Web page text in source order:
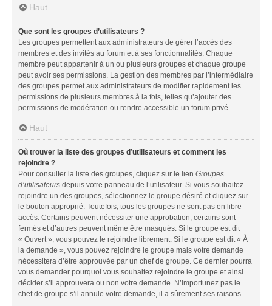
Haut
Que sont les groupes d’utilisateurs ?
Les groupes permettent aux administrateurs de gérer l’accès des
membres et des invités au forum et à ses fonctionnalités. Chaque
membre peut appartenir à un ou plusieurs groupes et chaque groupe
peut avoir ses permissions. La gestion des membres par l’intermédiaire
des groupes permet aux administrateurs de modifier rapidement les
permissions de plusieurs membres à la fois, telles qu’ajouter des
permissions de modération ou rendre accessible un forum privé.
Haut
Où trouver la liste des groupes d’utilisateurs et comment les
rejoindre ?
Pour consulter la liste des groupes, cliquez sur le lien Groupes
d’utilisateurs depuis votre panneau de l’utilisateur. Si vous souhaitez
rejoindre un des groupes, sélectionnez le groupe désiré et cliquez sur
le bouton approprié. Toutefois, tous les groupes ne sont pas en libre
accès. Certains peuvent nécessiter une approbation, certains sont
fermés et d’autres peuvent même être masqués. Si le groupe est dit
« Ouvert », vous pouvez le rejoindre librement. Si le groupe est dit « À
la demande », vous pouvez rejoindre le groupe mais votre demande
nécessitera d’être approuvée par un chef de groupe. Ce dernier pourra
vous demander pourquoi vous souhaitez rejoindre le groupe et ainsi
décider s’il approuvera ou non votre demande. N’importunez pas le
chef de groupe s’il annule votre demande, il a sûrement ses raisons.